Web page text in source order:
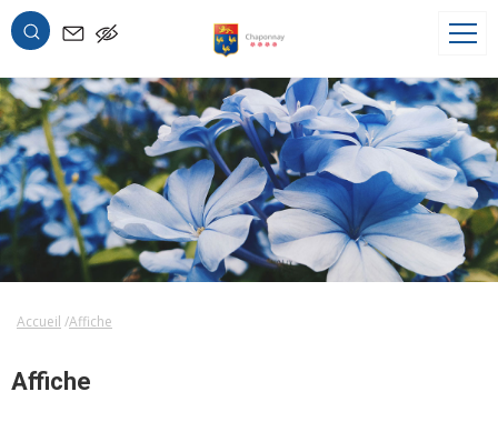
OK
Accueil Affiche
Affiche